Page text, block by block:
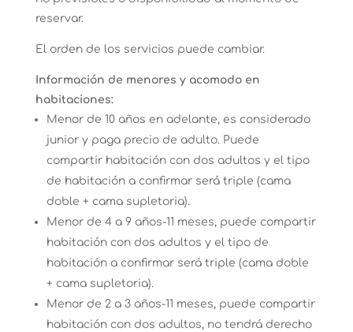
reservar.
El orden de los servicios puede cambiar.
Información de menores y acomodo en
habitaciones:
Menor de 10 años en adelante, es considerado
junior y paga precio de adulto. Puede
compartir habitación con dos adultos y el tipo
de habitación a confirmar será triple (cama
doble + cama supletoria).
Menor de 4 a 9 años-11 meses, puede compartir
habitación con dos adultos y el tipo de
habitación a confirmar será triple (cama doble
+ cama supletoria).
Menor de 2 a 3 años-11 meses, puede compartir
habitación con dos adultos, no tendrá derecho